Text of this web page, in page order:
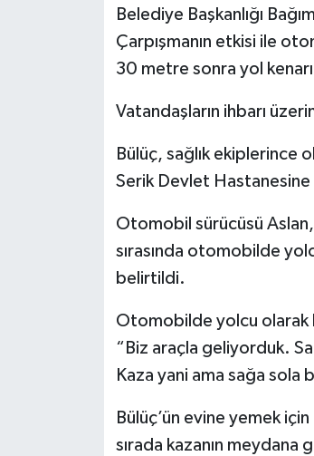
Belediye Başkanlığı
Çarpışmanın etkisi ile
30 metre sonra yol
Vatandaşların ihbarı
Bülüç, sağlık ekiplerince
Serik Devlet Hastanesine
Otomobil sürücüsü
sırasında otomobilde
belirtildi.
Otomobilde yolcu olarak
“Biz araçla geliyorduk.
Kaza yani ama sağa sola
Bülüç’ün evine yemek
sırada kazanın